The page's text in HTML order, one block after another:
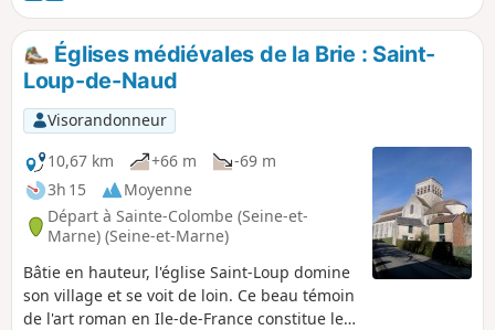
Provins. La sortie peut être l'occasion de visiter Le "Musée
du chemin de fer vivant" et la "Rotonde ferroviaire de
Longueville"
Églises médiévales de la Brie : Saint-
Loup-de-Naud
Visorandonneur
10,67 km
+66 m
-69 m
3h 15
Moyenne
Départ à Sainte-Colombe (Seine-et-
Marne) (Seine-et-Marne)
Bâtie en hauteur, l'église Saint-Loup domine
son village et se voit de loin. Ce beau témoin
de l'art roman en Ile-de-France constitue le